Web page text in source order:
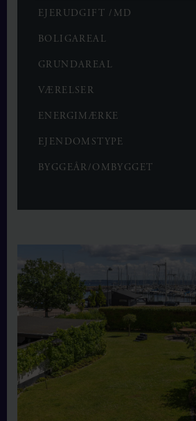
EJERUDGIFT /MD
BOLIGAREAL
GRUNDAREAL
VÆRELSER
ENERGIMÆRKE
EJENDOMSTYPE
BYGGEÅR/OMBYGGET